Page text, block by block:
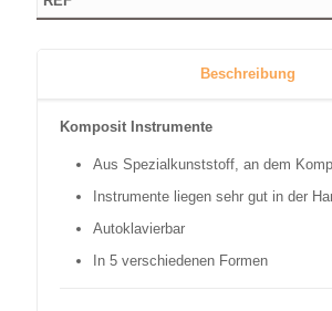
Beschreibung
Komposit Instrumente
Aus Spezialkunststoff, an dem
Instrumente liegen sehr gut in der
Autoklavierbar
In 5 verschiedenen Formen